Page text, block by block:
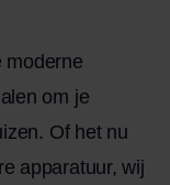
moderne
om je
Of het nu
apparatuur, wij